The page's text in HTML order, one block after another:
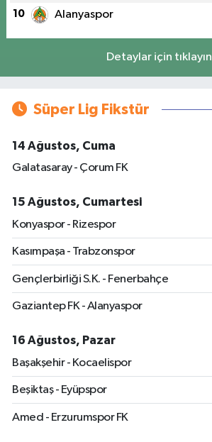
10 Alanyaspor
Detaylar için tıklayın
Süper Lig Fikstür
14 Ağustos, Cuma
Galatasaray - Çorum FK
15 Ağustos, Cumartesi
Konyaspor - Rizespor
Kasımpaşa - Trabzonspor
Gençlerbirliği S.K. - Fenerbahçe
Gaziantep FK - Alanyaspor
16 Ağustos, Pazar
Başakşehir - Kocaelispor
Beşiktaş - Eyüpspor
Amed - Erzurumspor FK